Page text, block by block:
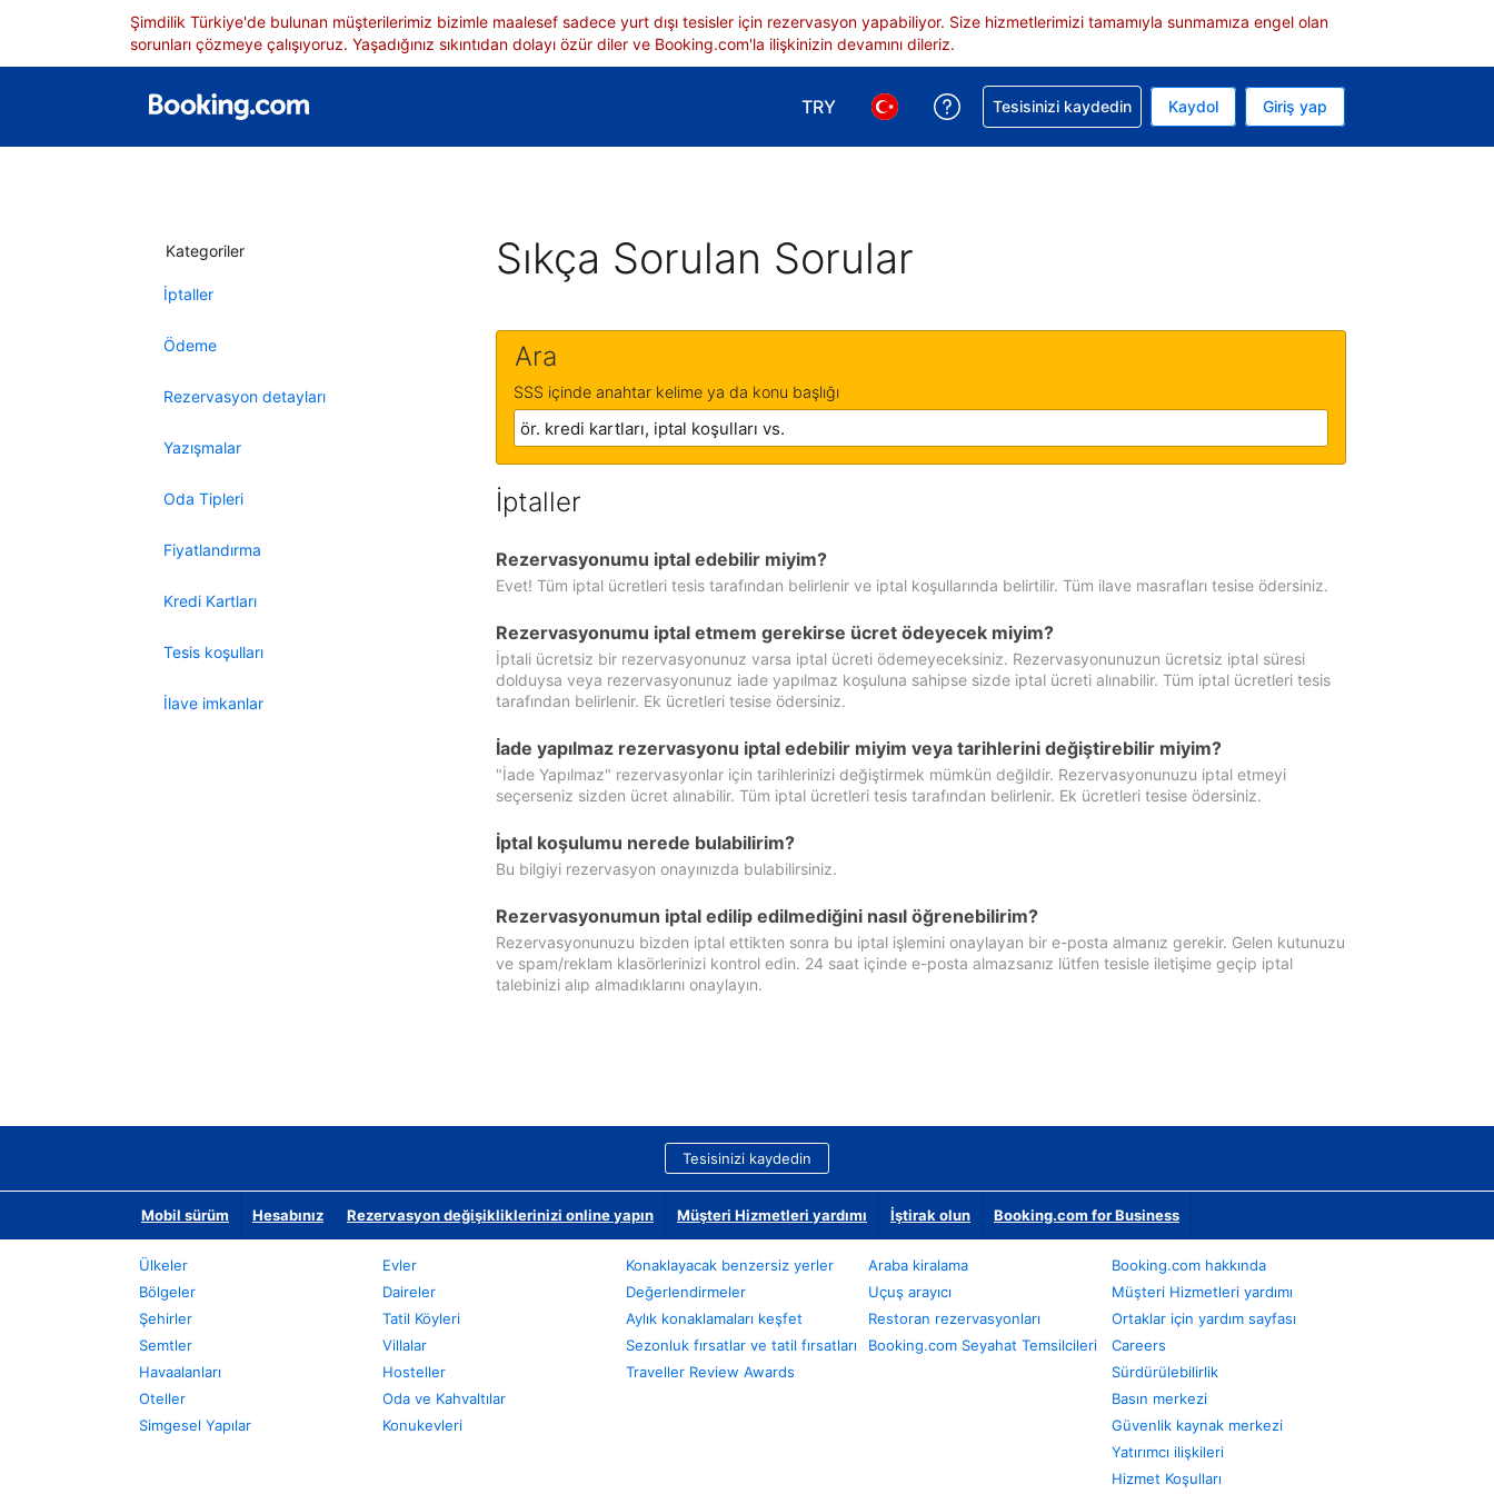
Şimdilik Türkiye'de bulunan müşterilerimiz bizimle maalesef sadece yurt dışı tesisler için rezervasyon yapabiliyor. Size hizmetlerimizi tamamıyla sunmamıza engel olan
sorunları çözmeye çalışıyoruz. Yaşadığınız sıkıntıdan dolayı özür diler ve Booking.com'la ilişkinizin devamını dileriz.
TRY
Para birimi seçimi yap. Mevcut para biriminiz Türk lirası
Dil seçimi yap. Mevcut diliniz Türkçe
Rezervasyonunuzla ilgili yardım alın
Tesisinizi kaydedin Kaydol Giriş yap
Kategoriler
İptaller
Ödeme
Rezervasyon detayları
Yazışmalar
Oda Tipleri
Fiyatlandırma
Kredi Kartları
Tesis koşulları
İlave imkanlar
Sıkça Sorulan Sorular
Ara
SSS içinde anahtar kelime ya da konu başlığı
İptaller
Rezervasyonumu iptal edebilir miyim?
Evet! Tüm iptal ücretleri tesis tarafından belirlenir ve iptal koşullarında belirtilir. Tüm ilave masrafları tesise ödersiniz.
Rezervasyonumu iptal etmem gerekirse ücret ödeyecek miyim?
İptali ücretsiz bir rezervasyonunuz varsa iptal ücreti ödemeyeceksiniz. Rezervasyonunuzun ücretsiz iptal süresi
dolduysa veya rezervasyonunuz iade yapılmaz koşuluna sahipse sizde iptal ücreti alınabilir. Tüm iptal ücretleri tesis
tarafından belirlenir. Ek ücretleri tesise ödersiniz.
İade yapılmaz rezervasyonu iptal edebilir miyim veya tarihlerini değiştirebilir miyim?
"İade Yapılmaz" rezervasyonlar için tarihlerinizi değiştirmek mümkün değildir. Rezervasyonunuzu iptal etmeyi
seçerseniz sizden ücret alınabilir. Tüm iptal ücretleri tesis tarafından belirlenir. Ek ücretleri tesise ödersiniz.
İptal koşulumu nerede bulabilirim?
Bu bilgiyi rezervasyon onayınızda bulabilirsiniz.
Rezervasyonumun iptal edilip edilmediğini nasıl öğrenebilirim?
Rezervasyonunuzu bizden iptal ettikten sonra bu iptal işlemini onaylayan bir e-posta almanız gerekir. Gelen kutunuzu
ve spam/reklam klasörlerinizi kontrol edin. 24 saat içinde e-posta almazsanız lütfen tesisle iletişime geçip iptal
talebinizi alıp almadıklarını onaylayın.
Tesisinizi kaydedin
Mobil sürüm Hesabınız Rezervasyon değişikliklerinizi online yapın Müşteri Hizmetleri yardımı İştirak olun Booking.com for Business
Ülkeler
Bölgeler
Şehirler
Semtler
Havaalanları
Oteller
Simgesel Yapılar
Evler
Daireler
Tatil Köyleri
Villalar
Hosteller
Oda ve Kahvaltılar
Konukevleri
Konaklayacak benzersiz yerler
Değerlendirmeler
Aylık konaklamaları keşfet
Sezonluk fırsatlar ve tatil fırsatları
Traveller Review Awards
Araba kiralama
Uçuş arayıcı
Restoran rezervasyonları
Booking.com Seyahat Temsilcileri
Booking.com hakkında
Müşteri Hizmetleri yardımı
Ortaklar için yardım sayfası
Careers
Sürdürülebilirlik
Basın merkezi
Güvenlik kaynak merkezi
Yatırımcı ilişkileri
Hizmet Koşulları